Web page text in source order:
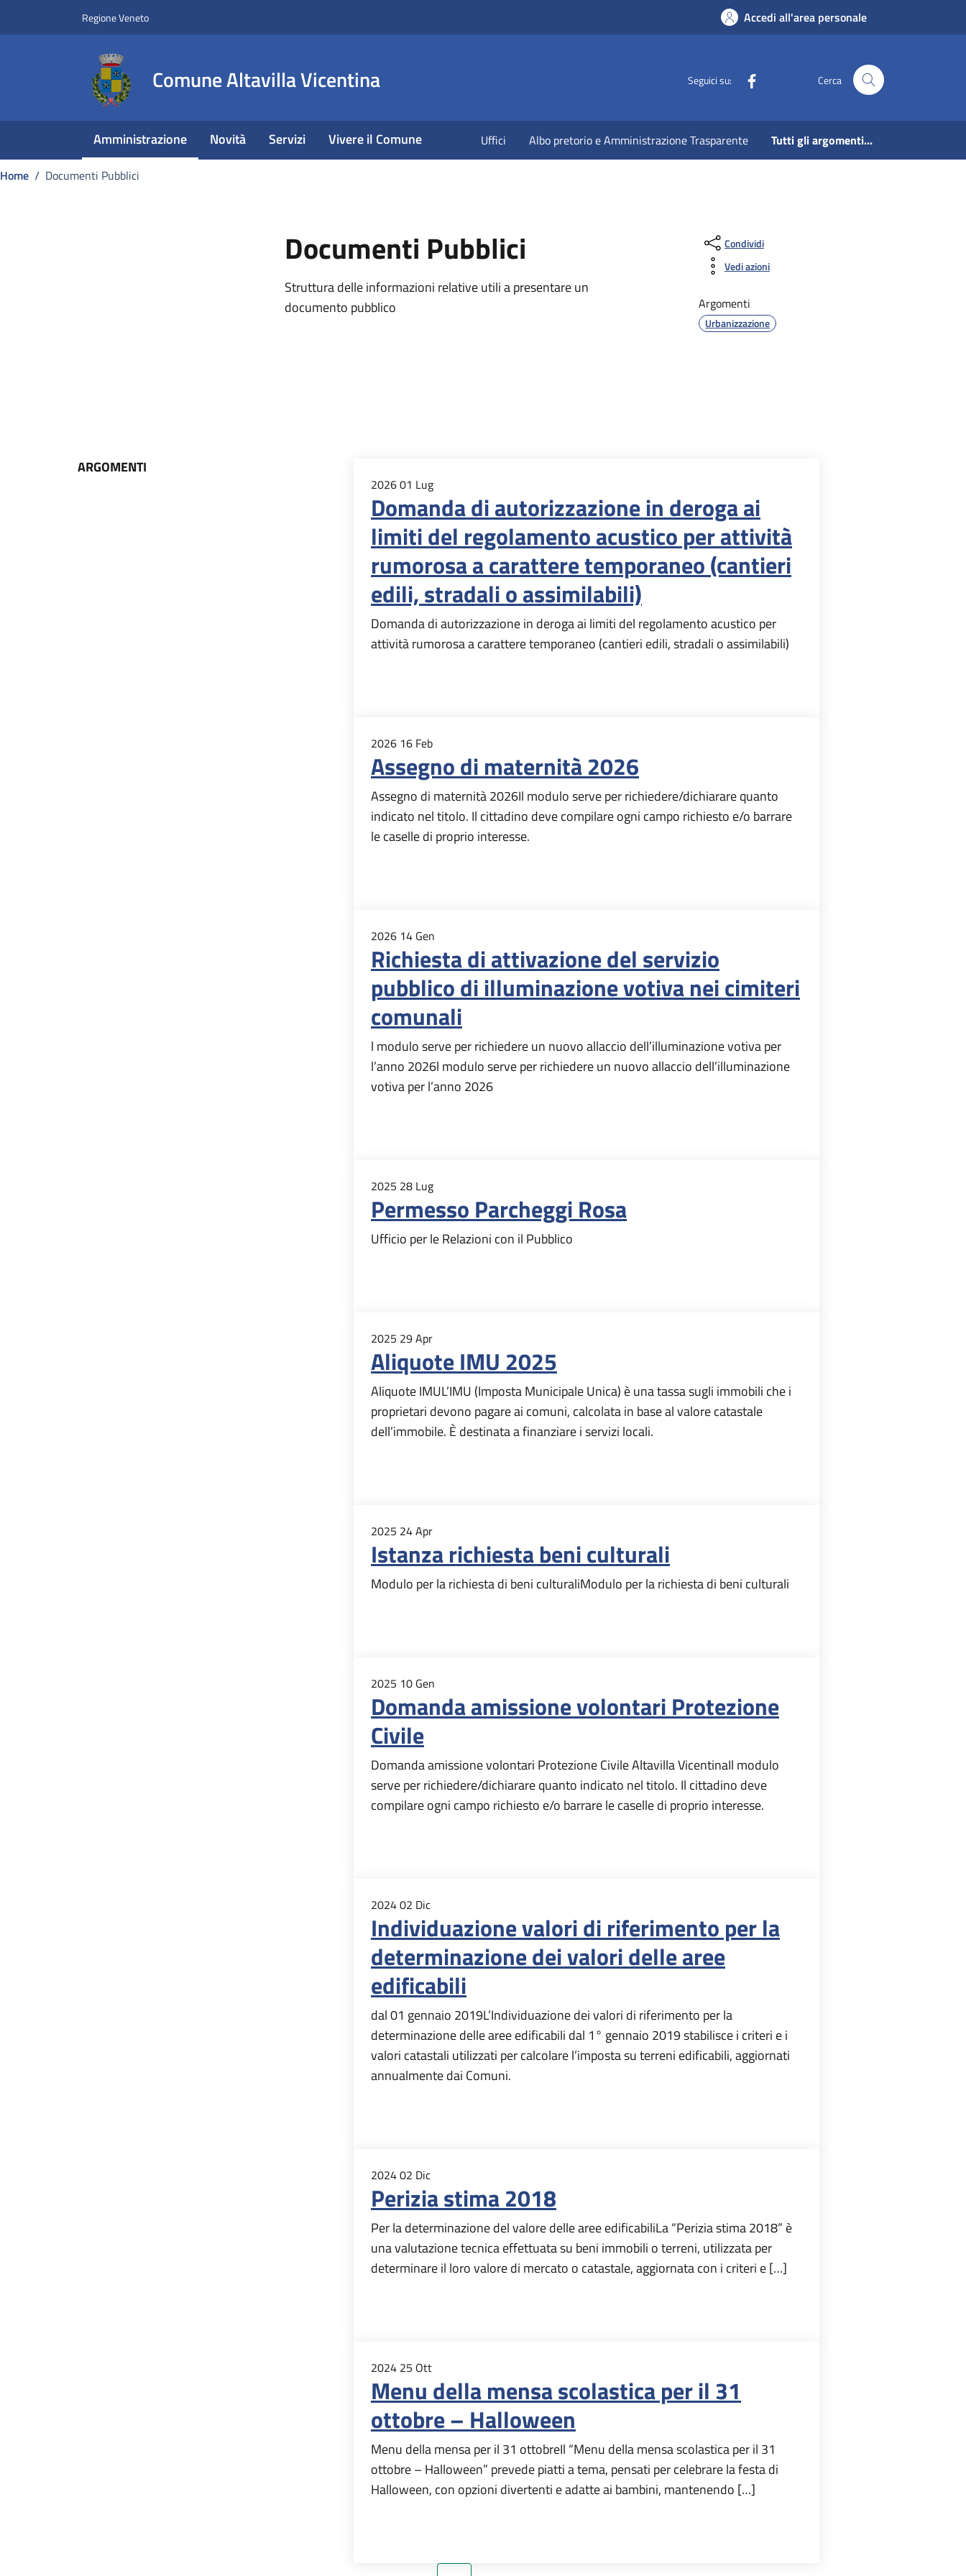
Regione Veneto Accedi all'area personale
Comune Altavilla Vicentina Seguici su: Cerca
Amministrazione Novità Servizi Vivere il Comune Uffici Albo pretorio e Amministrazione Trasparente Tutti gli argomenti...
Home / Documenti Pubblici
Documenti Pubblici
Struttura delle informazioni relative utili a presentare un
documento pubblico
Condividi
Vedi azioni
Argomenti
Urbanizzazione
ARGOMENTI
202601 Lug
Domanda di autorizzazione in deroga ai
limiti del regolamento acustico per attività
rumorosa a carattere temporaneo (cantieri
edili, stradali o assimilabili)
Domanda di autorizzazione in deroga ai limiti del regolamento acustico per
attività rumorosa a carattere temporaneo (cantieri edili, stradali o assimilabili)
2026 16 Feb
Assegno di maternità 2026
Assegno di maternità 2026Il modulo serve per richiedere/dichiarare quanto
indicato nel titolo. Il cittadino deve compilare ogni campo richiesto e/o barrare
le caselle di proprio interesse.
2026 14 Gen
Richiesta di attivazione del servizio
pubblico di illuminazione votiva nei cimiteri
comunali
l modulo serve per richiedere un nuovo allaccio dell’illuminazione votiva per
l’anno 2026l modulo serve per richiedere un nuovo allaccio dell’illuminazione
votiva per l’anno 2026
2025 28 Lug
Permesso Parcheggi Rosa
Ufficio per le Relazioni con il Pubblico
2025 29Apr
Aliquote IMU 2025
Aliquote IMUL’IMU (Imposta Municipale Unica) è una tassa sugli immobili che i
proprietari devono pagare ai comuni, calcolata in base al valore catastale
dell’immobile. È destinata a finanziare i servizi locali.
2025 24Apr
Istanza richiesta beni culturali
Modulo per la richiesta di beni culturaliModulo per la richiesta di beni culturali
2025 10 Gen
Domanda amissione volontari Protezione
Civile
Domanda amissione volontari Protezione Civile Altavilla VicentinaIl modulo
serve per richiedere/dichiarare quanto indicato nel titolo. Il cittadino deve
compilare ogni campo richiesto e/o barrare le caselle di proprio interesse.
202402 Dic
Individuazione valori di riferimento per la
determinazione dei valori delle aree
edificabili
dal 01 gennaio 2019L’Individuazione dei valori di riferimento per la
determinazione delle aree edificabili dal 1° gennaio 2019 stabilisce i criteri e i
valori catastali utilizzati per calcolare l’imposta su terreni edificabili, aggiornati
annualmente dai Comuni.
202402 Dic
Perizia stima 2018
Per la determinazione del valore delle aree edificabiliLa “Perizia stima 2018” è
una valutazione tecnica effettuata su beni immobili o terreni, utilizzata per
determinare il loro valore di mercato o catastale, aggiornata con i criteri e […]
2024 25 Ott
Menu della mensa scolastica per il 31
ottobre – Halloween
Menu della mensa per il 31 ottobreIl “Menu della mensa scolastica per il 31
ottobre – Halloween” prevede piatti a tema, pensati per celebrare la festa di
Halloween, con opzioni divertenti e adatte ai bambini, mantenendo […]